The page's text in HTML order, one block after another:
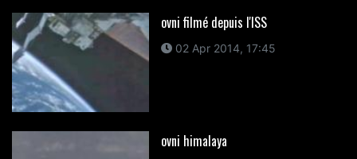
ovni filmé depuis l'ISS
02 Apr 2014, 17:45
ovni himalaya